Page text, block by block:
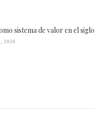
sistema de valor en el
2026